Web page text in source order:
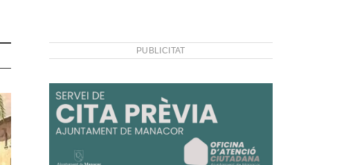
PUBLICITAT